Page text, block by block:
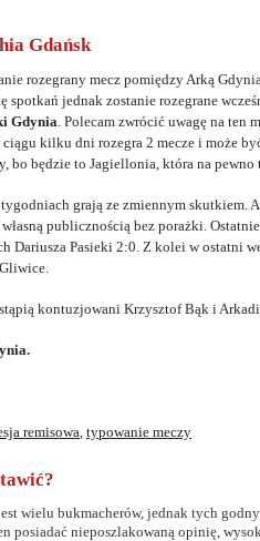
Gdańsk
rozegrany mecz pomiędzy Arką
spotkań jednak zostanie rozegrane
Gdynia. Polecam zwrócić uwagę na ten
kilku dni rozegra 2 mecze i może
bo będzie to Jagiellonia, która na pewno
grają ze zmiennym skutkiem.
publicznością bez porażki.
Dariusza Pasieki 2:0. Z kolei w ostatni
kontuzjowani Krzysztof Bąk i
remisowa, typowanie meczy
wielu bukmacherów, jednak tych
posiadać nieposzlakowaną opinię,